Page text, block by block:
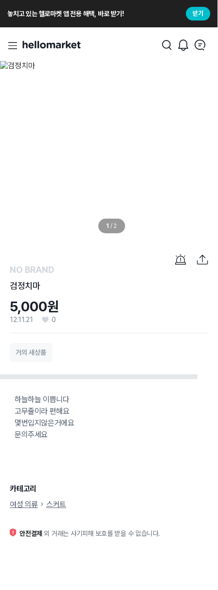
놓치고 있는 헬로마켓 앱 전용 해택, 바로 받기! 받기
1 / 2
NO BRAND
검정치마
5,000원
12.11.21 0
거의 새상품
하늘하늘 이쁩니다
고무줄이라 편해요
몇번입지않은거에요
문의주세요
카테고리
여성 의류
스커트
안전결제 외 거래는 사기피해 보호를 받을 수 없습니다.